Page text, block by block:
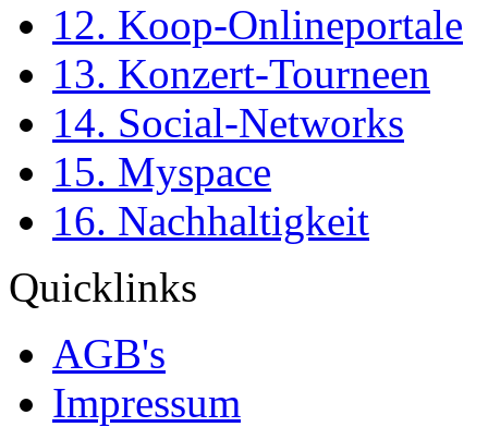
12. Koop-Onlineportale
13. Konzert-Tourneen
14. Social-Networks
15. Myspace
16. Nachhaltigkeit
Quicklinks
AGB's
Impressum